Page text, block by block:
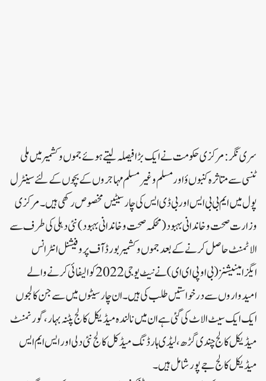
سری نگر: مرکزی حکومت نے ایک بڑا فیصلہ لیتے ہوئے جموں وکشمیر میں ملی
ٹنسی سے متاثرہ کنبوں ؤ اور مسلم و غیر مسلم مہاجروں کے بچوں کے لئے سینٹرل
پول میں ایم بی بی ایس اور بی ڈی ایس کی چار سیٹیں مخصوص رکھی ہیں۔مرکزی
وزارت صحت و خاندانی بہبود (محکمہ صحت و خاندانی بہبود) نئی دہلی کی طرف سے
الاٹمنٹ حاصل کرنے کے بعد جموں وکشمیر بورڈ آف پروفیشنل انٹرانس
ایگزامینیشنز (بی او پی ای ای) نے نیٹ یوجی 2022 کوالیفائی کرنے والے
امیدواروں سے درخواستیں طلب کی ہیں۔ان چار سیٹوں میں سے جن کالجوں
ایک ایک سیٹ الاٹ کی گئی ہے ان میں نالندہ میڈیکل کالج پٹنہ بہار، گورنمنٹ
میڈیکل کالج چندی گڑھ، لیڈی ہارڈنگ میڈکل کالج نئی دلی اور ایس ایم ایس
میڈیکل کالج جے پور شامل ہیں۔